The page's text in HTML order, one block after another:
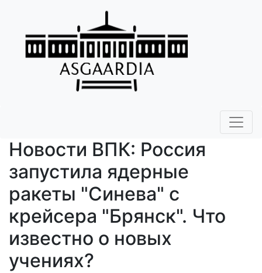
Новости ВПК: Россия
запустила ядерные
ракеты "Синева" с
крейсера "Брянск". Что
известно о новых
учениях?